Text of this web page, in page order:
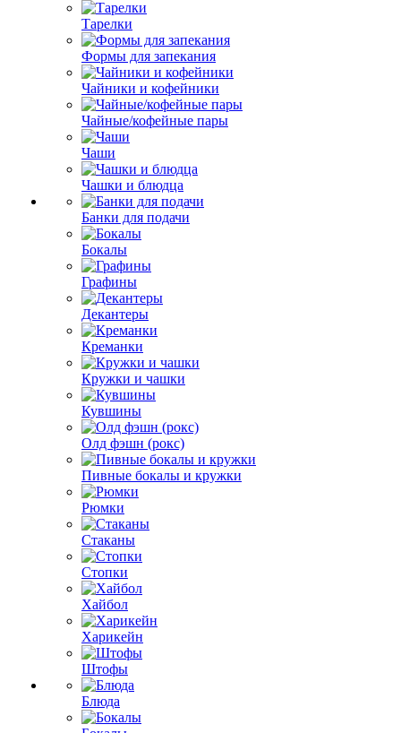
Тарелки
Формы для запекания
Чайники и кофейники
Чайные/кофейные пары
Чаши
Чашки и блюдца
Банки для подачи
Бокалы
Графины
Декантеры
Креманки
Кружки и чашки
Кувшины
Олд фэшн (рокс)
Пивные бокалы и кружки
Рюмки
Стаканы
Стопки
Хайбол
Харикейн
Штофы
Блюда